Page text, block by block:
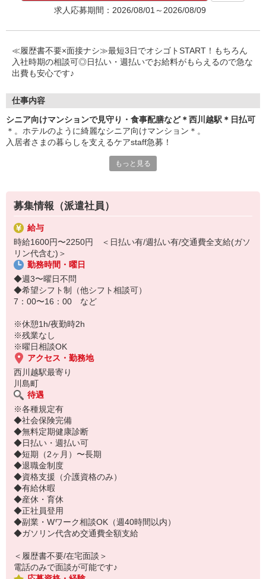
求人応募期間：2026/08/01～2026/08/09
≪履歴書不要×面接ナシ≫最短3日でオシゴトSTART！もちろん
入社時期の相談可◎日払い・週払いでお給料がもらえるので急な
出費も安心です♪
仕事内容
シニア向けマンションで見守り・食事配膳など＊西川越駅＊日払可
＊。ホテルのように綺麗なシニア向けマンション＊。
入居者さまの暮らしを支えるケアstaff急募！
◆食事配膳・下膳
⇒入居者さまへの食事提供をサポート
◆生活サポート
⇒暮らしの悩みや困りごとに対する介助
...etc
まずは食事配膳などのカンタン業務からでOK！
入居者様は自立した方が多いので、身体負担少なめです◎
=============
経験・年齢が不安な方も、お気軽にご応募ください♪
もっと見る
募集情報（派遣社員）
給与
時給1600円〜2250円 ＜日払い有/週払い有/交通費全支給(ガソ
リン代含む)＞
勤務時間・曜日
◆週3〜曜日不問
◆希望シフト制（他シフト相談可）
7：00〜16：00 など
※休憩1h/夜勤時2h
※残業なし
※曜日相談OK
アクセス・勤務地
西川越駅最寄り
川島町
待遇
※各種規定有
◆社会保険完備
◆無料定期健康診断
◆日払い・週払い可
◆短期（2ヶ月）〜長期
◆退職金制度
◆資格支援（介護資格のみ）
◆有給休暇
◆産休・育休
◆正社員登用
◆副業・Wワーク相談OK（週40時間以内）
◆ガソリン代含め交通費全額支給
＜履歴書不要/在宅面談＞
電話のみで面談が可能です♪